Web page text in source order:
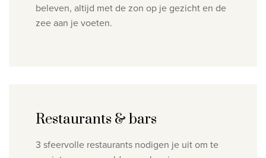
beleven, altijd met de zon op je gezicht en de
zee aan je voeten.
Restaurants & bars
3 sfeervolle restaurants nodigen je uit om te